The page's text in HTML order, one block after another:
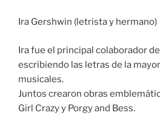
Ira Gershwin (letrista y hermano)
Ira fue el principal colaborador
escribiendo las letras de la
musicales.
Juntos crearon obras
Girl Crazy y Porgy and Bess.